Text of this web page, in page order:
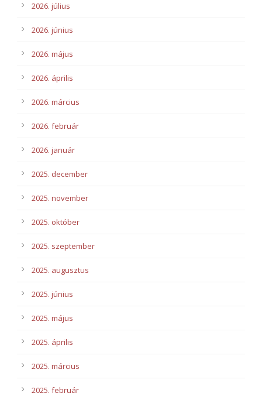
2026. július
2026. június
2026. május
2026. április
2026. március
2026. február
2026. január
2025. december
2025. november
2025. október
2025. szeptember
2025. augusztus
2025. június
2025. május
2025. április
2025. március
2025. február